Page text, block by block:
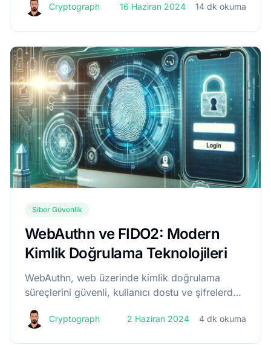
laragear/webauthn paketini projemize dahil
Cryptograph 16 Haziran 2024 14 dk okuma
Siber Güvenlik
WebAuthn ve FIDO2: Modern
Kimlik Doğrulama Teknolojileri
WebAuthn, web üzerinde kimlik doğrulama
süreçlerini güvenli, kullanıcı dostu ve şifrelerden
Identity Online) Alliance tarafından geliştirilen bu
Cryptograph 2 Haziran 2024 4 dk okuma